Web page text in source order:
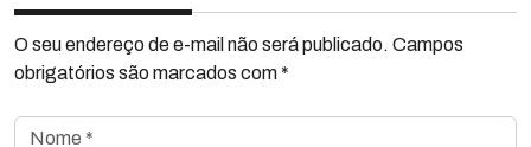
O seu endereço de e-mail não será publicado. Campos
obrigatórios são marcados com *
Nome *